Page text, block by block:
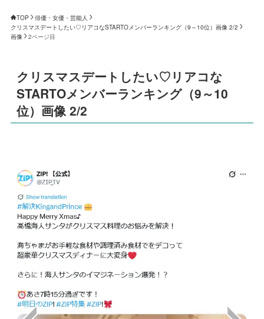
TOP
俳優・女優・芸能人
クリスマスデートしたい♡リアコなSTARTOメンバーランキング（9～10位）画像 2/2
画像
2ページ目
クリスマスデートしたい♡リアコな
STARTOメンバーランキング（9～10
位）画像 2/2